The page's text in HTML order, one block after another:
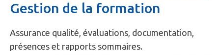
Gestion de la formation
Assurance qualité, évaluations, documentation,
présences et rapports sommaires.